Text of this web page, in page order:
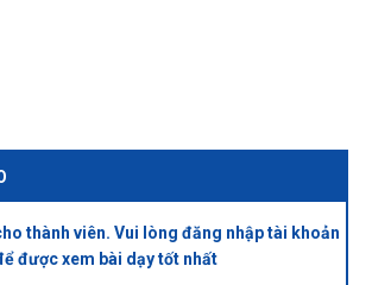
thành viên. Vui lòng đăng nhập tài khoản
được xem bài dạy tốt nhất